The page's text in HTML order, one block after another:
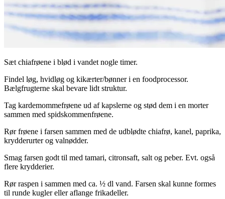
Sæt chiafrøene i blød i vandet nogle timer.
Findel løg, hvidløg og kikærter/bønner i en foodprocessor.
Bælgfrugterne skal bevare lidt struktur.
Tag kardemommefrøene ud af kapslerne og stød dem i en morter
sammen med spidskommenfrøene.
Rør frøene i farsen sammen med de udblødte chiafrø, kanel, paprika,
krydderurter og valnødder.
Smag farsen godt til med tamari, citronsaft, salt og peber. Evt. også
flere krydderier.
Rør raspen i sammen med ca. ½ dl vand. Farsen skal kunne formes
til runde kugler eller aflange frikadeller.